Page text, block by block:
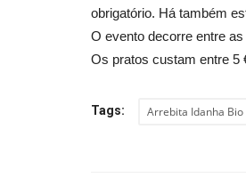
obrigatório. Há também
O evento decorre entre
Os pratos custam entre 5
Tags: Arrebita Idanha Bio